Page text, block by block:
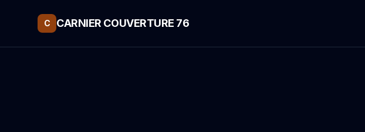
C CARNIER COUVERTURE 76